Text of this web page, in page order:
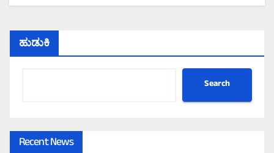
ಹುಡುಕಿ
Search
Recent News